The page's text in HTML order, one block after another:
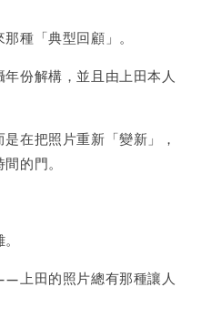
種「典型回顧」。
份解構，並且由上田本人
在把照片重新「變新」，
的門。
上田的照片總有那種讓人